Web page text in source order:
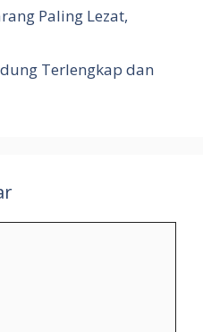
Paling Lezat,
Terlengkap dan